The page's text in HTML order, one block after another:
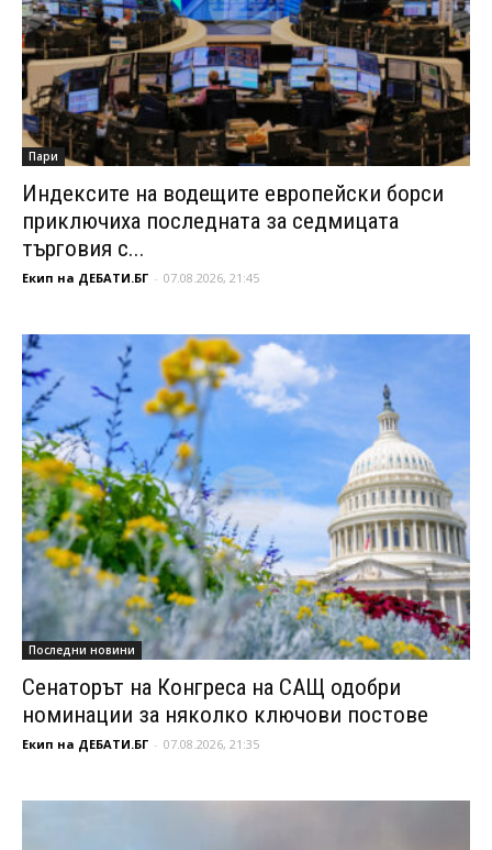
Пари
Индексите на водещите европейски борси
приключиха последната за седмицата
търговия с...
Екип на ДЕБАТИ.БГ - 07.08.2026, 21:45
Последни новини
Сенаторът на Конгреса на САЩ одобри
номинации за няколко ключови постове
Екип на ДЕБАТИ.БГ - 07.08.2026, 21:35